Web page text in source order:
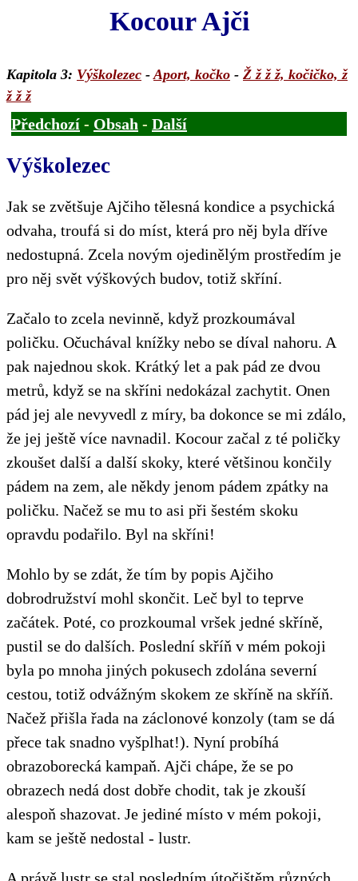
Kocour Ajči
Kapitola 3: Výškolezec -Aport, kočko - Ž ž ž ž, kočičko, ž
ž ž ž
Předchozí - Obsah - Další
Výškolezec
Jak se zvětšuje Ajčiho tělesná kondice a psychická
odvaha, troufá si do míst, která pro něj byla dříve
nedostupná. Zcela novým ojedinělým prostředím je
pro něj svět výškových budov, totiž skříní.
Začalo to zcela nevinně, když prozkoumával
poličku. Očuchával knížky nebo se díval nahoru. A
pak najednou skok. Krátký let a pak pád ze dvou
metrů, když se na skříni nedokázal zachytit. Onen
pád jej ale nevyvedl z míry, ba dokonce se mi zdálo,
že jej ještě více navnadil. Kocour začal z té poličky
zkoušet další a další skoky, které většinou končily
pádem na zem, ale někdy jenom pádem zpátky na
poličku. Načež se mu to asi při šestém skoku
opravdu podařilo. Byl na skříni!
Mohlo by se zdát, že tím by popis Ajčiho
dobrodružství mohl skončit. Leč byl to teprve
začátek. Poté, co prozkoumal vršek jedné skříně,
pustil se do dalších. Poslední skříň v mém pokoji
byla po mnoha jiných pokusech zdolána severní
cestou, totiž odvážným skokem ze skříně na skříň.
Načež přišla řada na záclonové konzoly (tam se dá
přece tak snadno vyšplhat!). Nyní probíhá
obrazoborecká kampaň. Ajči chápe, že se po
obrazech nedá dost dobře chodit, tak je zkouší
alespoň shazovat. Je jediné místo v mém pokoji,
kam se ještě nedostal - lustr.